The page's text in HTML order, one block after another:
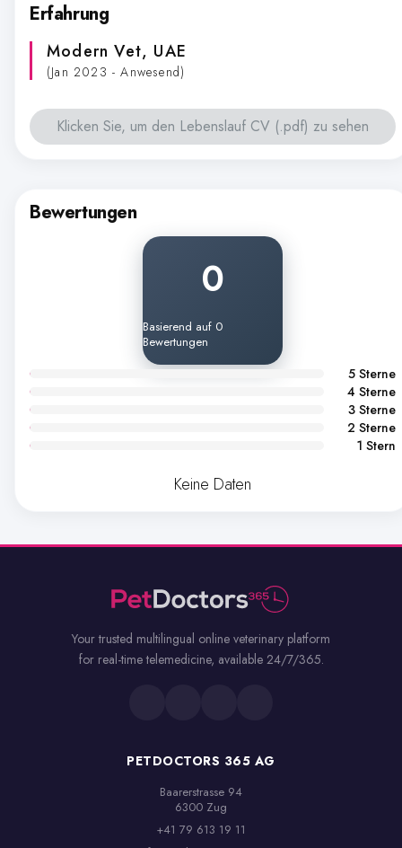
Erfahrung
Modern Vet, UAE
(Jan 2023 - Anwesend)
Klicken Sie, um den Lebenslauf CV (.pdf) zu sehen
Bewertungen
0
Basierend auf 0
Bewertungen
5 Sterne
4 Sterne
3 Sterne
2 Sterne
1 Stern
Keine Daten
Your trusted multilingual online veterinary platform
for real-time telemedicine, available 24/7/365.
PETDOCTORS 365 AG
Baarerstrasse 94
6300 Zug
+41 79 613 19 11